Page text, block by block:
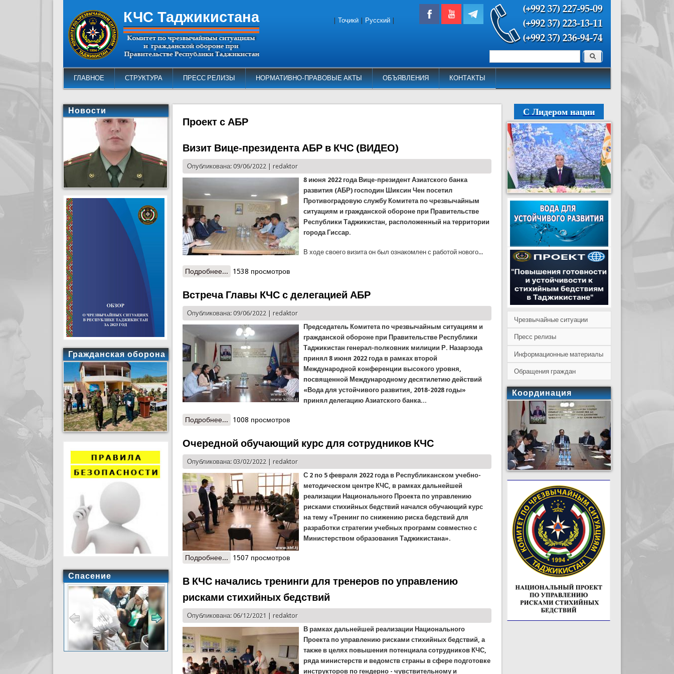
КЧС Таджикистана
ГЛАВНОЕ СТРУКТУРА ПРЕСС РЕЛИЗЫ НОРМАТИВНО-ПРАВОВЫЕ АКТЫ ОБЪЯВЛЕНИЯ КОНТАКТЫ
Форма поиска Поиск
Тоҷикӣ Русский
Проект с АБР
Визит Вице-президента АБР в КЧС (ВИДЕО)
Опубликована: 09/06/2022 |redaktor
8 июня 2022 года Вице-президент Азиатского банка
развития (АБР) господин Шиксин Чен посетил
Противоградовую службу Комитета по чрезвычайным
ситуациям и гражданской обороне при Правительстве
Республики Таджикистан, расположенный на территории
города Гиссар.
В ходе своего визита он был ознакомлен с работой нового...
Подробнее... о Визит Вице-президента АБР в КЧС (ВИДЕО)
1538 просмотров
Встреча Главы КЧС с делегацией АБР
Опубликована: 09/06/2022 |redaktor
Председатель Комитета по чрезвычайным ситуациям и
гражданской обороне при Правительстве Республики
Таджикистан генерал-полковник милиции Р. Назарзода
принял 8 июня 2022 года в рамках второй
Международной конференции высокого уровня,
посвященной Международному десятилетию действий
«Вода для устойчивого развития, 2018-2028 годы»
принял делегацию Азиатского банка...
Подробнее... о Встреча Главы КЧС с делегацией АБР
1008 просмотров
Очередной обучающий курс для сотрудников КЧС
Опубликована: 03/02/2022 |redaktor
С 2 по 5 февраля 2022 года в Республиканском учебно-
методическом центре КЧС, в рамках дальнейшей
реализации Национального Проекта по управлению
рисками стихийных бедствий начался обучающий курс
на тему «Тренинг по снижению риска бедствий для
разработки стратегии учебных программ совместно с
Министерством образования Таджикистана».
Подробнее... о Очередной обучающий курс для сотрудников КЧС
1507 просмотров
В КЧС начались тренинги для тренеров по управлению
рисками стихийных бедствий
Опубликована: 06/12/2021 |redaktor
В рамках дальнейшей реализации Национального
Проекта по управлению рисками стихийных бедствий, а
также в целях повышения потенциала сотрудников КЧС,
ряда министерств и ведомств страны в сфере подготовке
инструкторов по гендерно - чувствительному и
Новости
Гражданская оборона
Спасение
С Лидером нации
Чрезвычайные ситуации
Пресс релизы
Информационные материалы
Обращения граждан
Координация